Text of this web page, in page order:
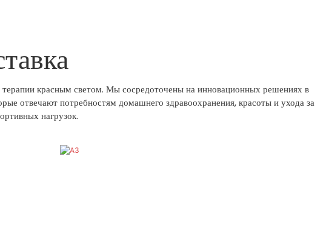
терапии красным светом. Мы сосредоточены на инновационных решениях в
отвечают потребностям домашнего здравоохранения, красоты и ухода за
нагрузок.